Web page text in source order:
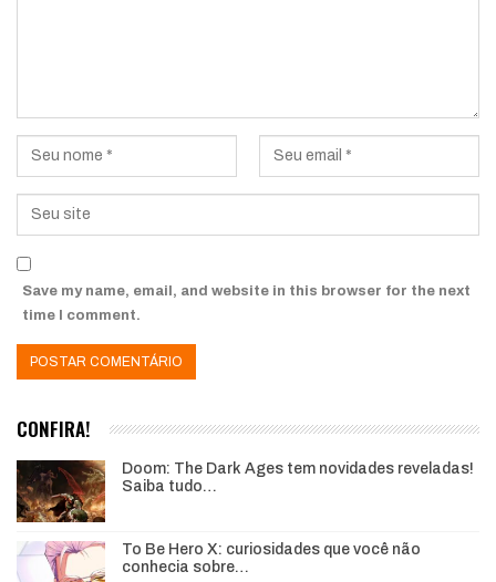
Save my name, email, and website in this browser for the next
time I comment.
CONFIRA!
Doom: The Dark Ages tem novidades reveladas!
Saiba tudo…
To Be Hero X: curiosidades que você não
conhecia sobre…